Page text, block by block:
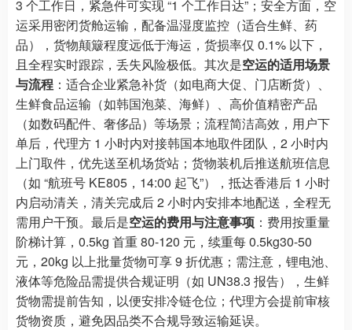
3 个工作日，紧急件可实现 “1 个工作日达”；安全方面，空
运采用密闭货舱运输，配备温湿度监控（适合生鲜、药
品），货物颠簸程度远低于海运，货损率仅 0.1% 以下，
且全程实时跟踪，丢失风险极低。其次是空运的适用场景
与流程 ：适合企业紧急补货（如电商大促、门店断货）、
生鲜食品运输（如韩国泡菜、海鲜）、高价值精密产品
（如数码配件、奢侈品）等场景；流程简洁高效，用户下
单后，代理方 1 小时内对接韩国本地取件团队，2 小时内
上门取件，优先送至机场货站；货物装机后推送航班信息
（如 “航班号 KE805，14:00 起飞”），抵达香港后 1 小时
内启动清关，清关完成后 2 小时内安排本地配送，全程无
需用户干预。最后是空运的费用与注意事项 ：费用按重量
阶梯计算，0.5kg 首重 80-120 元，续重每 0.5kg30-50
元，20kg 以上批量货物可享 9 折优惠；需注意，锂电池、
液体等危险品需提供合规证明（如 UN38.3 报告），生鲜
货物需提前告知，以便安排冷链仓位；代理方会提前审核
货物资质，避免因品类不合规导致运输延误。